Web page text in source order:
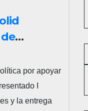
los
por apoyar
I
y la entrega